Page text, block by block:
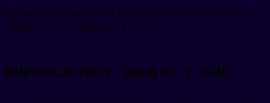
La clave aquí es la evidencia. Hay algo en el presente que te da
razones para creer que algo va a ocurrir.
Diferencias entre "going to" y "will"